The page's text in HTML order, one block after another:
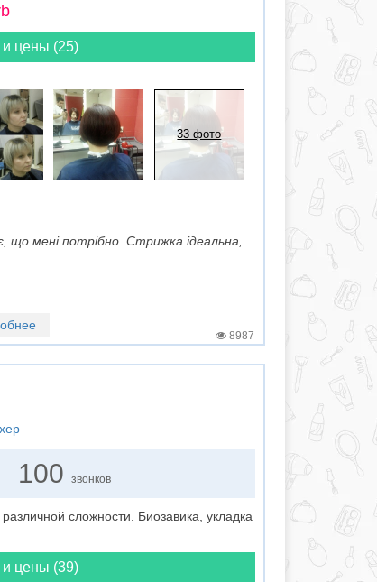
и цены (25)
33 фото
що мені потрібно. Стрижка ідеальна,
8987
100 звонков
сложности. Биозавика, укладка
и цены (39)